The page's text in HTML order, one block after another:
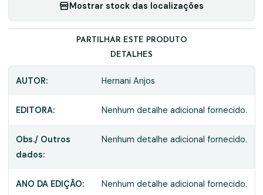
Mostrar stock das localizações
PARTILHAR ESTE PRODUTO
DETALHES
AUTOR: Hernani Anjos
EDITORA: Nenhum detalhe adicional fornecido.
Obs./ Outros
dados:
Nenhum detalhe adicional fornecido.
ANO DA EDIÇÃO: Nenhum detalhe adicional fornecido.